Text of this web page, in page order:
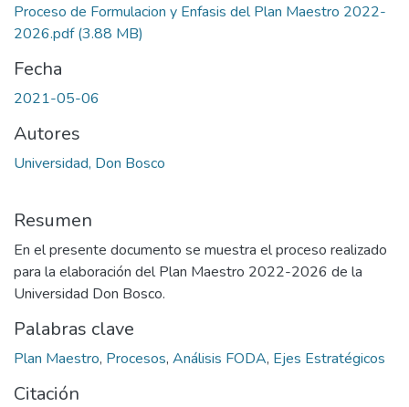
Proceso de Formulacion y Enfasis del Plan Maestro 2022-
2026.pdf(3.88 MB)
Fecha
2021-05-06
Autores
Universidad, Don Bosco
Resumen
En el presente documento se muestra el proceso realizado
para la elaboración del Plan Maestro 2022-2026 de la
Universidad Don Bosco.
Palabras clave
Plan Maestro, Procesos, Análisis FODA, Ejes Estratégicos
Citación